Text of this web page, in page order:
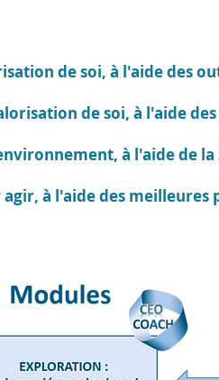
de soi, à l'aide des
de soi, à l'aide
à l'aide de
à l'aide des meilleures